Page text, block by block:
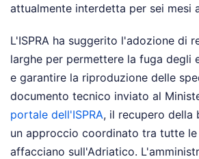
attualmente interdetta per sei mesi
L'ISPRA ha suggerito l'adozione di
larghe per permettere la fuga degli
e garantire la riproduzione delle
documento tecnico inviato al
portale dell'ISPRA, il recupero della
un approccio coordinato tra tutte le
affacciano sull'Adriatico.